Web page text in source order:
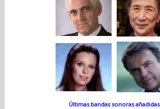
Últimas bandas sonoras añadidas